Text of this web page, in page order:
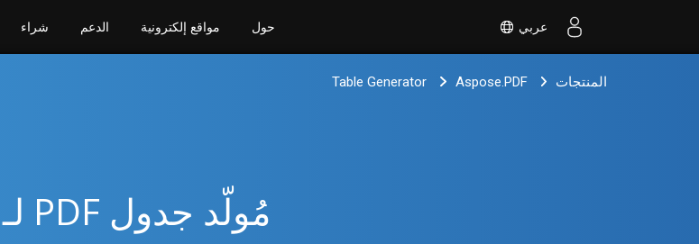
عربي شراء الدعم مواقع إلكترونية حول
المنتجات Aspose.PDF
Table Generator
مُولّد جدول PDF لـ .NET